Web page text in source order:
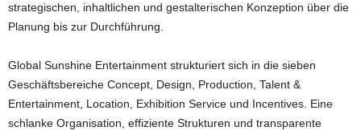
strategischen, inhaltlichen und gestalterischen Konzeption über die
Planung bis zur Durchführung.
Global Sunshine Entertainment strukturiert sich in die sieben
Geschäftsbereiche Concept, Design, Production, Talent &
Entertainment, Location, Exhibition Service und Incentives. Eine
schlanke Organisation, effiziente Strukturen und transparente